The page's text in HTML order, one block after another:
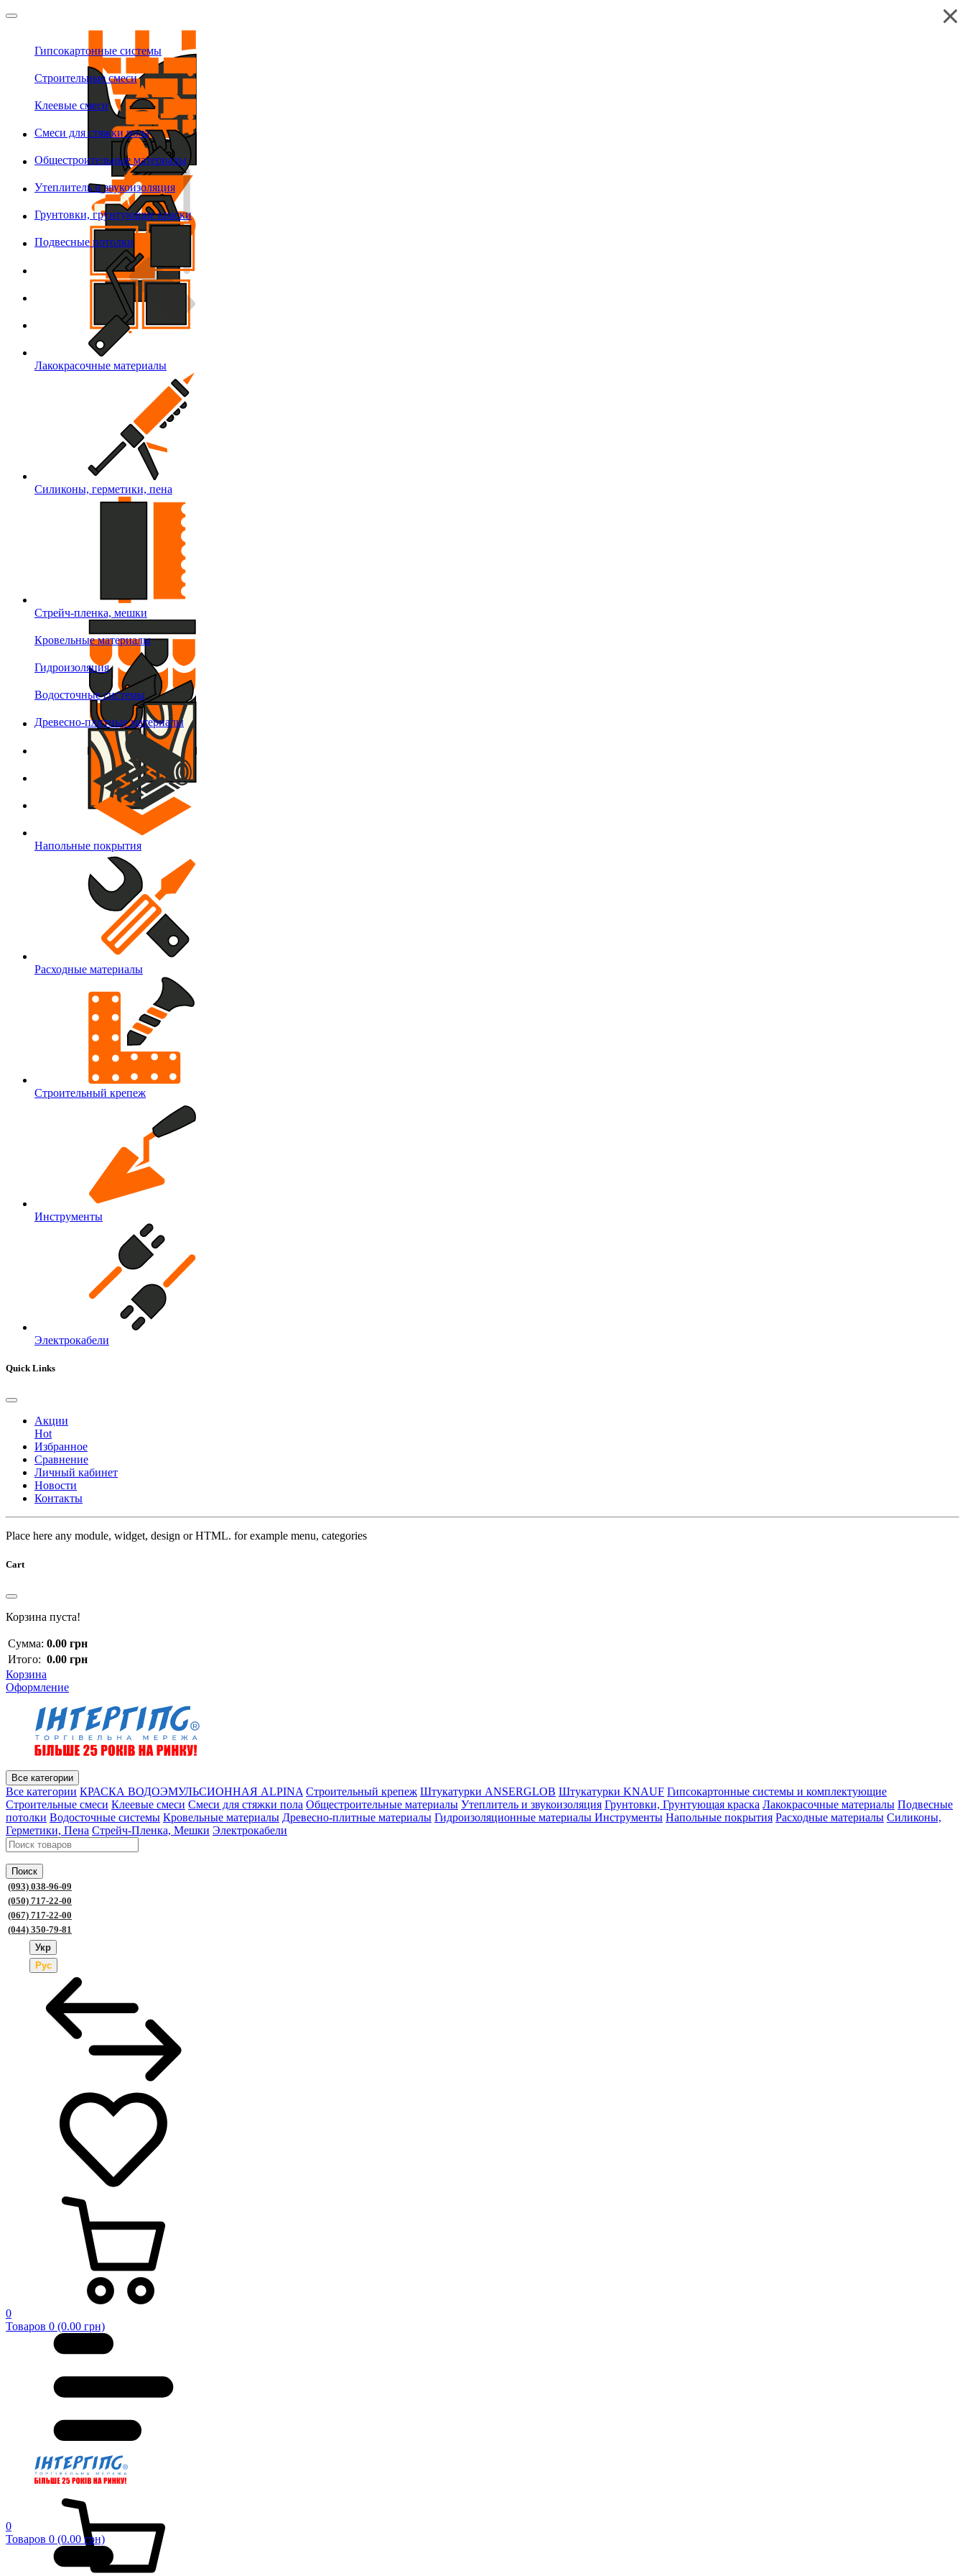
Гипсокартонные системы
Строительные смеси
Клеевые смеси
Смеси для стяжки пола
Общестроительные материалы
Утеплитель и звукоизоляция
Грунтовки, грунтующие краски
Подвесные потолки
Лакокрасочные материалы
Силиконы, герметики, пена
Стрейч-пленка, мешки
Кровельные материалы
Гидроизоляция
Водосточные системы
Древесно-плитные материалы
Напольные покрытия
Расходные материалы
Строительный крепеж
Инструменты
Электрокабели
Quick Links
Акции
Hot
Избранное
Сравнение
Личный кабинет
Новости
Контакты
Place here any module, widget, design or HTML. for example menu, categories
Cart
Корзина пуста!
Сумма: 0.00 грн
Итого: 0.00 грн
Корзина
Оформление
Все категории
Все категории КРАСКА ВОДОЭМУЛЬСИОННАЯ ALPINA Строительный крепеж Штукатурки ANSERGLOB Штукатурки KNAUF Гипсокартонные системы и комплектующие
Строительные смеси Клеевые смеси Смеси для стяжки пола Общестроительные материалы Утеплитель и звукоизоляция Грунтовки, Грунтующая краска Лакокрасочные материалы Подвесные
потолки Водосточные системы Кровельные материалы Древесно-плитные материалы Гидроизоляционные материалы Инструменты Напольные покрытия Расходные материалы Силиконы,
Герметики, Пена Стрейч-Пленка, Мешки Электрокабели
Поиск
(093) 038-96-09
(050) 717-22-00
(067) 717-22-00
(044) 350-79-81
Укр
Рус
0
Товаров 0 (0.00 грн)
0
Товаров 0 (0.00 грн)